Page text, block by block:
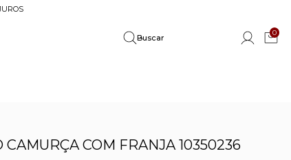
0
COM FRANJA 10350236